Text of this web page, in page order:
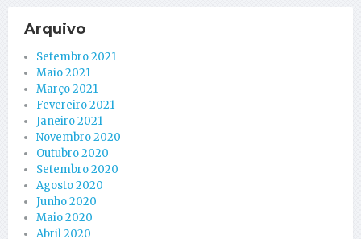
Arquivo
Setembro 2021
Maio 2021
Março 2021
Fevereiro 2021
Janeiro 2021
Novembro 2020
Outubro 2020
Setembro 2020
Agosto 2020
Junho 2020
Maio 2020
Abril 2020